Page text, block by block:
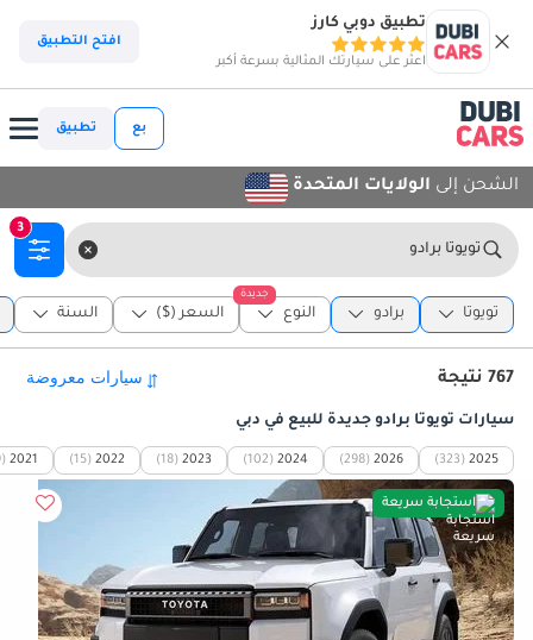
تطبيق دوبي كارز
اعثر على سيارتك المثالية بسرعة أكبر
افتح التطبيق
بع تطبيق
الشحن إلى الولايات المتحدة
تويوتا برادو
3
تويوتا برادو
جديدة
النوع السعر ($) السنة
767 نتيجة
سيارات تويوتا برادو جديدة للبيع في دبي
2025
(323)
2026
(298)
2024
(102)
2023
(18)
2022
(15)
2021
استجابة سريعة